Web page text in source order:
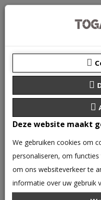
0
CATEGORIEËN
Deze website maakt
We gebruiken cookies om
personaliseren, om
om ons websiteverkeer te
informatie over uw gebruik
voor social media,